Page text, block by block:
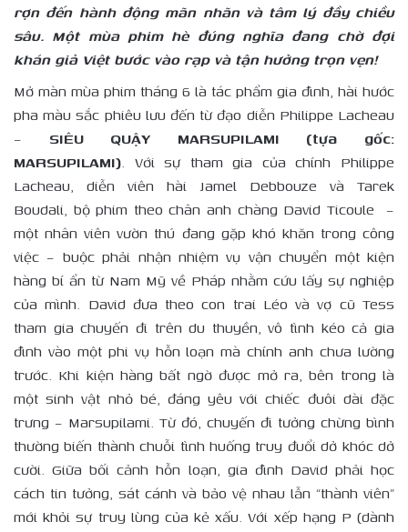
rợn đến hành động mãn nhãn và tâm lý đầy chiều
sâu. Một mùa phim hè đúng nghĩa đang chờ đợi
khán giả Việt bước vào rạp và tận hưởng trọn vẹn!
Mở màn mùa phim tháng 6 là tác phẩm gia đình, hài hước
pha màu sắc phiêu lưu đến từ đạo diễn Philippe Lacheau
– SIÊU QUẬY MARSUPILAMI (tựa gốc:
MARSUPILAMI). Với sự tham gia của chính Philippe
Lacheau, diễn viên hài Jamel Debbouze và Tarek
Boudali, bộ phim theo chân anh chàng David Ticoule –
một nhân viên vườn thú đang gặp khó khăn trong công
việc – buộc phải nhận nhiệm vụ vận chuyển một kiện
hàng bí ẩn từ Nam Mỹ về Pháp nhằm cứu lấy sự nghiệp
của mình. David đưa theo con trai Léo và vợ cũ Tess
tham gia chuyến đi trên du thuyền, vô tình kéo cả gia
đình vào một phi vụ hỗn loạn mà chính anh chưa lường
trước. Khi kiện hàng bất ngờ được mở ra, bên trong là
một sinh vật nhỏ bé, đáng yêu với chiếc đuôi dài đặc
trưng – Marsupilami. Từ đó, chuyến đi tưởng chừng bình
thường biến thành chuỗi tình huống truy đuổi dở khóc dở
cười. Giữa bối cảnh hỗn loạn, gia đình David phải học
cách tin tưởng, sát cánh và bảo vệ nhau lẫn “thành viên”
mới khỏi sự truy lùng của kẻ xấu. Với xếp hạng P (dành